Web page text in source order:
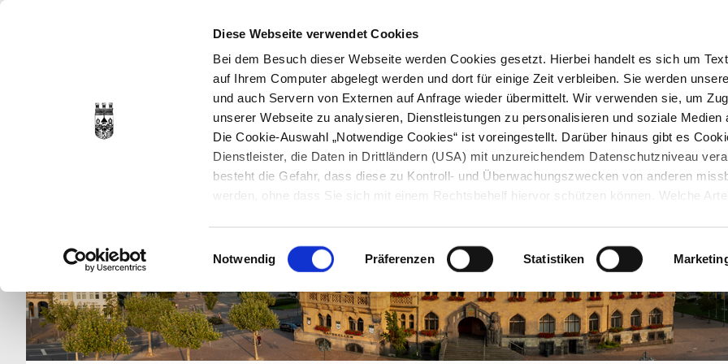
Diese Webseite verwendet Cookies
Bei dem Besuch dieser Webseite werden Cookies gesetzt. Hierbei handelt es sich um
auf Ihrem Computer abgelegt werden und dort für einige Zeit verbleiben. Sie werden
und auch Servern von Externen auf Anfrage wieder übermittelt. Wir verwenden sie, um
unserer Webseite zu analysieren, Dienstleistungen zu personalisieren und soziale Medien
Die Cookie-Auswahl „Notwendige Cookies“ ist voreingestellt. Darüber hinaus gibt es
Dienstleister, die Daten in Drittländern (USA) mit unzureichendem Datenschutzniveau
besteht die Gefahr, dass diese zu Kontroll- und Überwachungszwecken von anderen
werden, ohne dass Sie sich mit einem Rechtsbehelf hiervor schützen können. Welche
Datenschutzerklärung
entnehmen. Die von Ihnen getroffene Auswahl der gewünschten
jederzeit mit Wirkung für die Zukunft angepasst oder
werden.
Einwilligungsauswahl
Notwendig Präferenzen Statistiken
STARTSEITE